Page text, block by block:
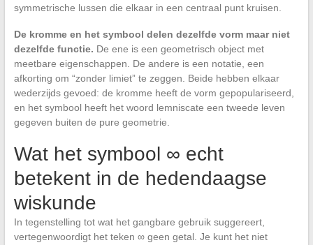
symmetrische lussen die elkaar in een centraal punt kruisen.
De kromme en het symbool delen dezelfde vorm maar niet
dezelfde functie. De ene is een geometrisch object met
meetbare eigenschappen. De andere is een notatie, een
afkorting om “zonder limiet” te zeggen. Beide hebben elkaar
wederzijds gevoed: de kromme heeft de vorm gepopulariseerd,
en het symbool heeft het woord lemniscate een tweede leven
gegeven buiten de pure geometrie.
Wat het symbool ∞ echt
betekent in de hedendaagse
wiskunde
In tegenstelling tot wat het gangbare gebruik suggereert,
vertegenwoordigt het teken ∞ geen getal. Je kunt het niet